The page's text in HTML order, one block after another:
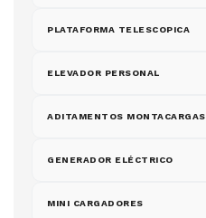
PLATAFORMA TELESCOPICA
ELEVADOR PERSONAL
ADITAMENTOS MONTACARGAS
GENERADOR ELÉCTRICO
MINI CARGADORES